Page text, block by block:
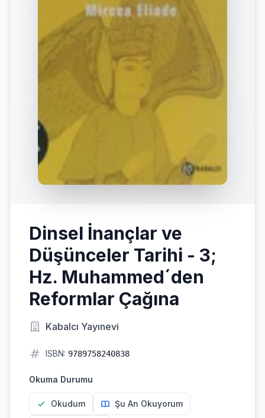
Dinsel İnançlar ve
Düşünceler Tarihi - 3;
Hz. Muhammed´den
Reformlar Çağına
Kabalcı Yayınevi
ISBN: 9789758240838
Okuma Durumu
Okudum Şu An Okuyorum